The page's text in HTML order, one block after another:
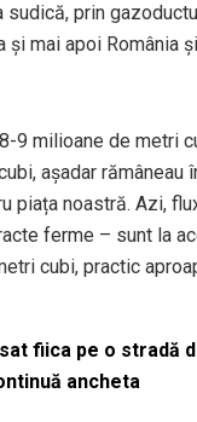
prin
și mai apoi România
9 milioane de metri
așadar
piața noastră. Azi,
ferme – sunt la
cubi, practic
fiica pe o stradă
ancheta